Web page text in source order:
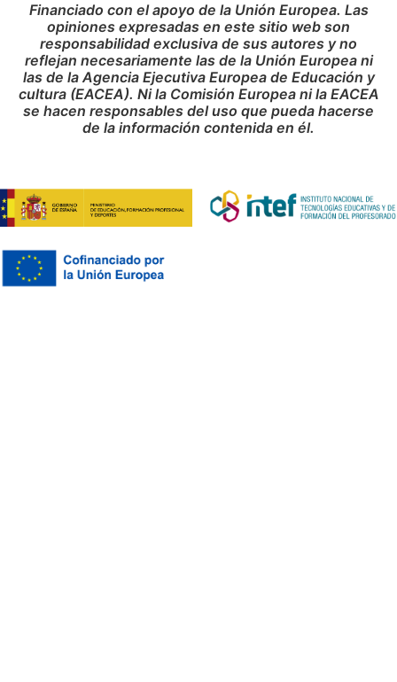
Financiado con el apoyo de la Unión Europea. Las
opiniones expresadas en este sitio web son
responsabilidad exclusiva de sus autores y no
reflejan necesariamente las de la Unión Europea ni
las de la Agencia Ejecutiva Europea de Educación y
cultura (EACEA). Ni la Comisión Europea ni la EACEA
se hacen responsables del uso que pueda hacerse
de la información contenida en él.